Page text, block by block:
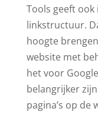
Tools geeft
linkstructuur.
hoogte
website met
het voor
belangrijker
pagina’s op de